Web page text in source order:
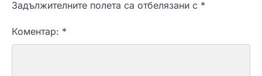
Задължителните полета са отбелязани с *
Коментар: *